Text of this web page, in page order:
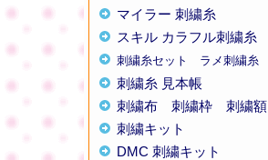
マイラー 刺繍糸
スキル カラフル刺繍糸
刺繍糸セット ラメ刺繍糸
刺繍糸 見本帳
刺繍布
刺繍枠
刺繍額
刺繍キット
DMC 刺繍キット